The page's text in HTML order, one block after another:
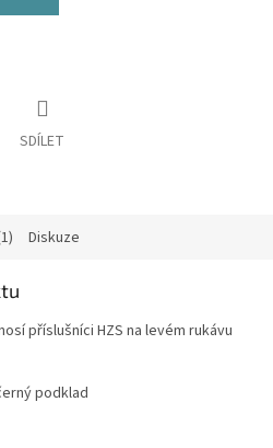
SDÍLET
Diskuze
příslušníci HZS na levém rukávu
podklad